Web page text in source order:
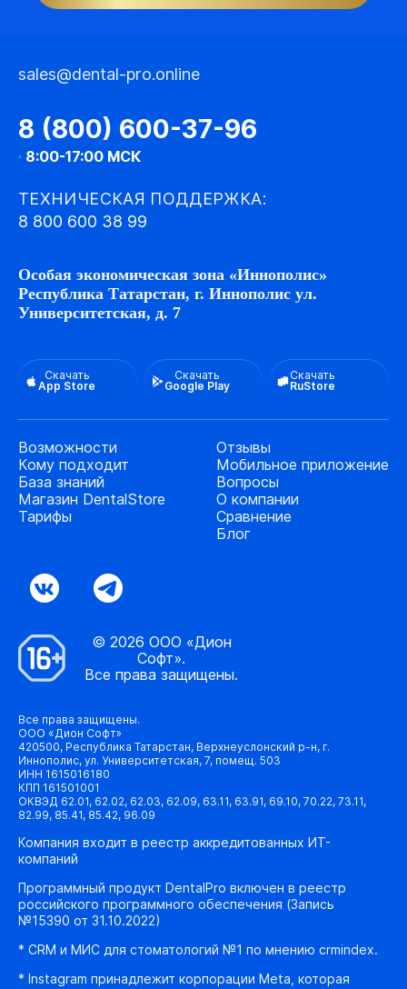
sales@dental-pro.online
8 (800) 600-37-96
· 8:00-17:00 МСК
ТЕХНИЧЕСКАЯ ПОДДЕРЖКА:
8 800 600 38 99
Особая экономическая зона «Иннополис»
Республика Татарстан, г. Иннополис ул.
Университетская, д. 7
Скачать
App Store
Скачать
Google Play
Скачать
RuStore
Возможности
Кому подходит
База знаний
Магазин DentalStore
Тарифы
Отзывы
Мобильное приложение
Вопросы
О компании
Сравнение
Блог
© 2026 ООО «Дион
Софт».
Все права защищены.
Все права защищены.
ООО «Дион Софт»
420500, Республика Татарстан, Верхнеуслонский р-н, г.
Иннополис, ул. Университетская, 7, помещ. 503
ИНН 1615016180
КПП 161501001
ОКВЭД 62.01, 62.02, 62.03, 62.09, 63.11, 63.91, 69.10, 70.22, 73.11,
82.99, 85.41, 85.42, 96.09
Компания входит в реестр аккредитованных ИТ-
компаний
Программный продукт DentalPro включен в реестр
российского программного обеспечения (Запись
№15390 от 31.10.2022)
* CRM и МИС для стоматологий №1 по мнению crmindex.
* Instagram принадлежит корпорации Meta, которая